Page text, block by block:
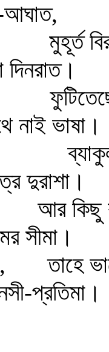
ভাষা।
ব্যাকুল
দুরাশা।
কিছু
সীমা।
তাহে
প্রতিমা।